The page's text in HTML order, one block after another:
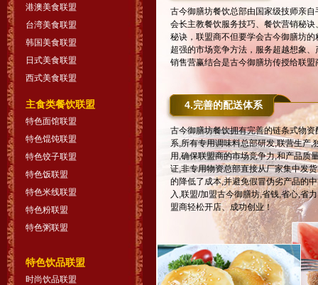
港澳美食联盟
台湾美食联盟
韩国美食联盟
日式美食联盟
西式美食联盟
主食类餐饮联盟
特色面馆联盟
特色馄饨联盟
特色饺子联盟
特色饭联盟
特色米线联盟
特色粉联盟
特色粥联盟
特色饮品联盟
时尚饮品联盟
古今御膳坊餐饮总部由国家级技师亲
会长主教餐饮服务技巧、餐饮营销秘
秘诀，联盟商不但要学会古今御膳坊
超强的市场竞争方法，服务超越想象
销售营赢结合是古今御膳坊传授给联
4.完善的配送体系
古今御膳坊餐饮拥有完善的链条式物资
系,所有专用调味料总部研发,联营生产,
用,确保联盟商的市场竞争力,和产品质
证,非专用物资总部直接从厂家集中发
的降低了成本,并避免假冒伪劣产品的
入,联盟/加盟古今御膳坊,省钱,省心,省
盟商轻松开店、成功创业！